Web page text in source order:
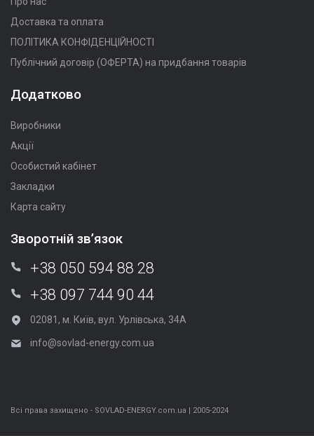
Доставка та оплата
ПОЛІТИКА КОНФІДЕНЦІЙНОСТІ
Публічний договір (ОФЕРТА) на придбання товарів
Додатково
Виробники
Акції
Особистий кабінет
Закладки
Карта сайту
Зворотній зв’язок
+38 050 594 88 28
+38 097 744 90 44
02081, м. Київ, вул. Урлівська, 34А
info@sovlad-energy.com.ua
Всі права захищено - SOVLAD-ENERGY.com.ua | 2005-2024